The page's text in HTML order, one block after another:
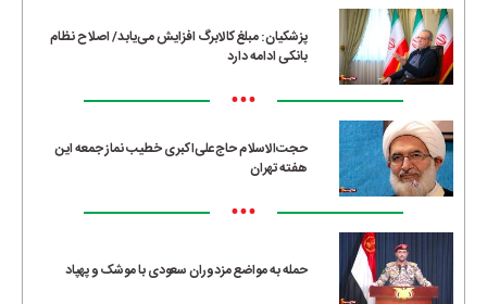
پزشکیان: مبلغ کالابرگ افزایش می‌یابد/ اصلاح نظام
بانکی ادامه دارد
•••
حجت‌الاسلام حاج‌علی‌اکبری خطیب نماز جمعه این
هفته تهران
•••
حمله به مواضع مزدوران سعودی با موشک و پهپاد